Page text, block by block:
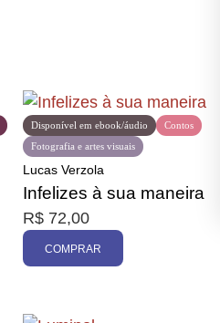
Contos
Disponível em ebook/áudio
Fotografia e artes visuais
Lucas Verzola
Infelizes à sua maneira
R$ 72,00
COMPRAR